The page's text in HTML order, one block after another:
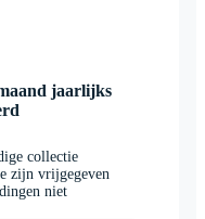
jaarlijks
collectie
zijn vrijgegeven
niet